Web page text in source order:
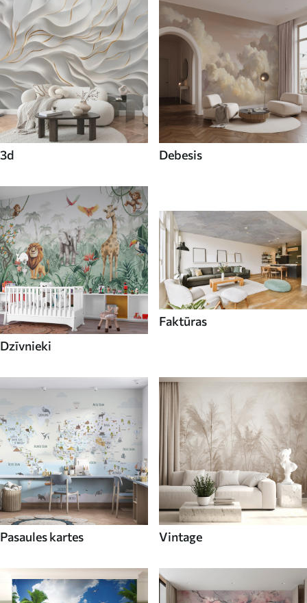
3d Debesis
Dzīvnieki
Faktūras
Pasaules kartes Vintage